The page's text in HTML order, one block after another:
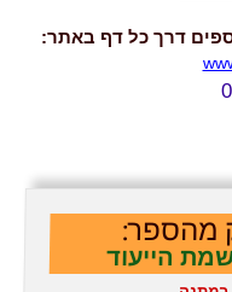
דרך כל דף באתר:
מהספר:
הייעוד